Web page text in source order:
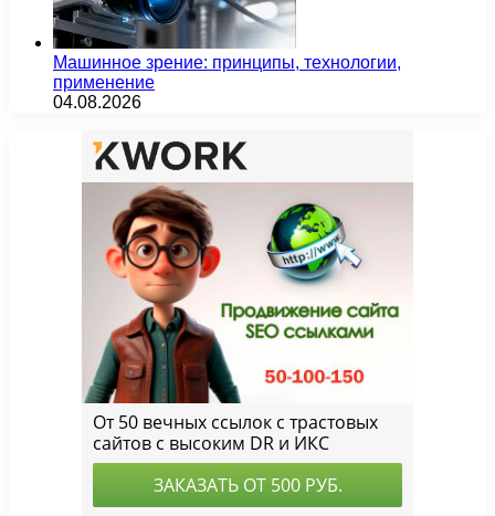
Машинное зрение: принципы, технологии,
применение
04.08.2026